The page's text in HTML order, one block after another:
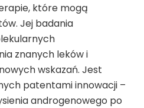
które mogą
Jej badania
znanych leków i
wskazań. Jest
patentami innowacji –
androgenowego po